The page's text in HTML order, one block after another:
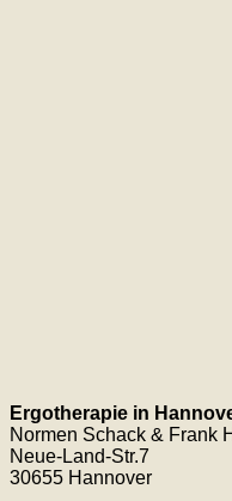
Ergotherapie in
Normen Schack & Frank
Neue-Land-Str.7
30655 Hannover